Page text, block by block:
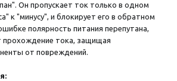
Он пропускает ток только в одном
к "минусу", и блокирует его в обратном
полярность питания перепутана,
тока, защищая
от повреждений.